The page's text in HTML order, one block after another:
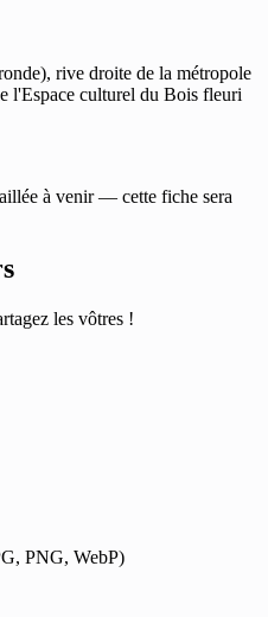
rive droite de la métropole
l'Espace culturel du Bois fleuri
à venir — cette fiche sera
les vôtres !
PNG, WebP)